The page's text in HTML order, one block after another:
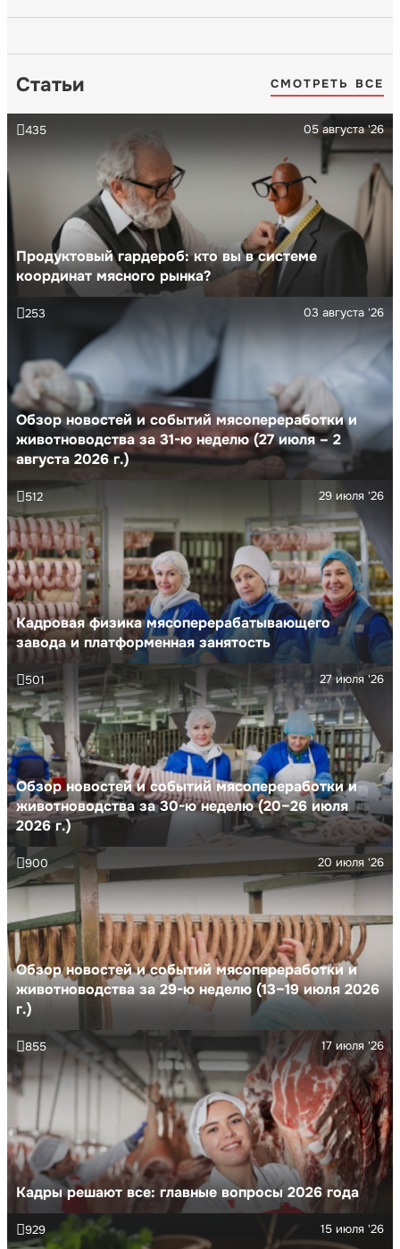
Статьи СМОТРЕТЬ ВСЕ
Продуктовый гардероб: кто вы в системе
координат мясного рынка?
05 августа '26
435
Обзор новостей и событий мясопереработки и
животноводства за 31-ю неделю (27 июля – 2
августа 2026 г.)
03 августа '26
253
Кадровая физика мясоперерабатывающего
завода и платформенная занятость
29 июля '26
512
Обзор новостей и событий мясопереработки и
животноводства за 30-ю неделю (20–26 июля
2026 г.)
27 июля '26
501
Обзор новостей и событий мясопереработки и
животноводства за 29-ю неделю (13–19 июля 2026
г.)
20 июля '26
900
Кадры решают все: главные вопросы 2026 года
17 июля '26
855
15 июля '26
929